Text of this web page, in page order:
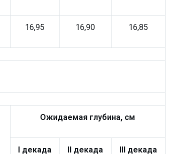
16,95 16,90 16,85
Ожидаемая глубина, см
I декада II декада III декада